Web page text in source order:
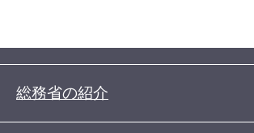
総務省の紹介